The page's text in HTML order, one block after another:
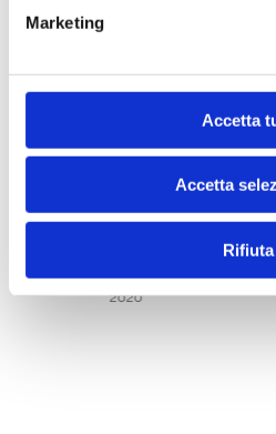
Marketing
Accetta
Accetta
Rifiuta
Ti potrebbe
Bancaria
2020